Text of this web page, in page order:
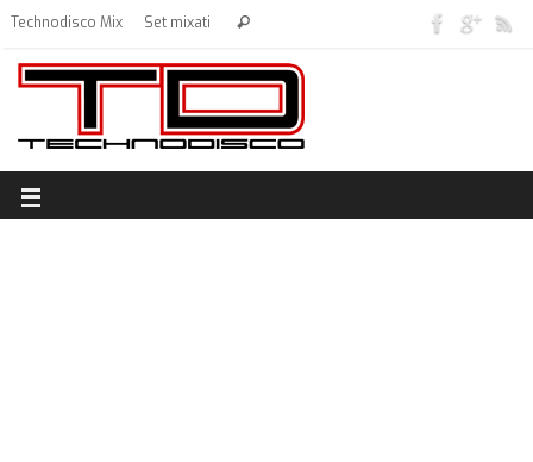
Technodisco Mix Set mixati